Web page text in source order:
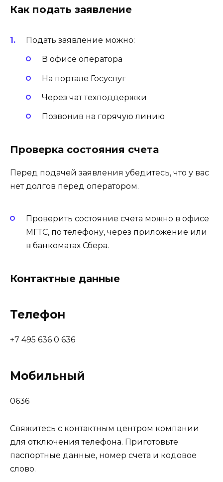
Как подать заявление
Подать заявление можно:
В офисе оператора
На портале Госуслуг
Через чат техподдержки
Позвонив на горячую линию
Проверка состояния счета
Перед подачей заявления убедитесь, что у вас
нет долгов перед оператором.
Проверить состояние счета можно в офисе
МГТС, по телефону, через приложение или
в банкоматах Сбера.
Контактные данные
Телефон
+7 495 636 0 636
Мобильный
0636
Свяжитесь с контактным центром компании
для отключения телефона. Приготовьте
паспортные данные, номер счета и кодовое
слово.